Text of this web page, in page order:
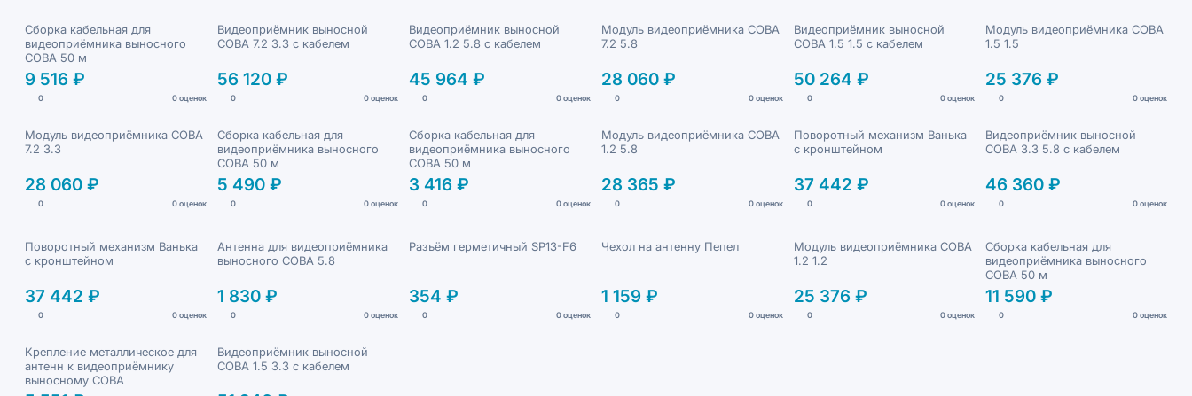
Сборка кабельная для
видеоприёмника выносного
СОВА 50 м
9 516 ₽
0 0 оценок
Видеоприёмник выносной
СОВА 7.2 3.3 с кабелем
56 120 ₽
0 0 оценок
Видеоприёмник выносной
СОВА 1.2 5.8 с кабелем
45 964 ₽
0 0 оценок
Модуль видеоприёмника СОВА
7.2 5.8
28 060 ₽
0 0 оценок
Видеоприёмник выносной
СОВА 1.5 1.5 с кабелем
50 264 ₽
0 0 оценок
Модуль видеоприёмника СОВА
1.5 1.5
25 376 ₽
0 0 оценок
Модуль видеоприёмника СОВА
7.2 3.3
28 060 ₽
0 0 оценок
Сборка кабельная для
видеоприёмника выносного
СОВА 50 м
5 490 ₽
0 0 оценок
Сборка кабельная для
видеоприёмника выносного
СОВА 50 м
3 416 ₽
0 0 оценок
Модуль видеоприёмника СОВА
1.2 5.8
28 365 ₽
0 0 оценок
Поворотный механизм Ванька
с кронштейном
37 442 ₽
0 0 оценок
Видеоприёмник выносной
СОВА 3.3 5.8 с кабелем
46 360 ₽
0 0 оценок
Поворотный механизм Ванька
с кронштейном
37 442 ₽
0 0 оценок
Антенна для видеоприёмника
выносного СОВА 5.8
1 830 ₽
0 0 оценок
Разъём герметичный SP13-F6
354 ₽
0 0 оценок
Чехол на антенну Пепел
1 159 ₽
0 0 оценок
Модуль видеоприёмника СОВА
1.2 1.2
25 376 ₽
0 0 оценок
Сборка кабельная для
видеоприёмника выносного
СОВА 50 м
11 590 ₽
0 0 оценок
Крепление металлическое для
антенн к видеоприёмнику
выносному СОВА
Видеоприёмник выносной
СОВА 1.5 3.3 с кабелем